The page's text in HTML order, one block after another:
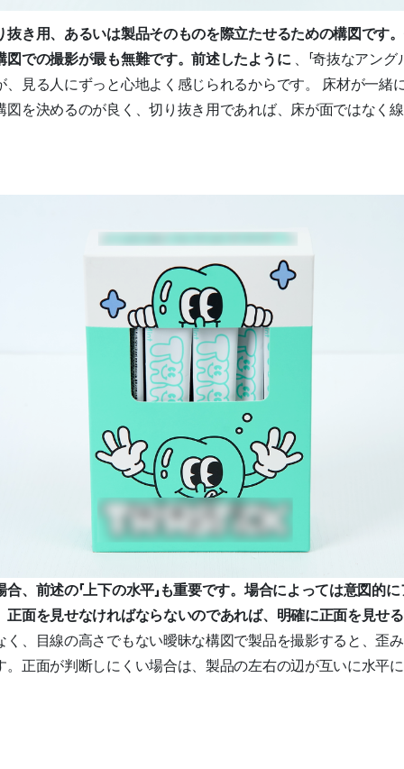
抜き用、あるいは製品そのものを際立たせるための構図です
図での撮影が最も無難です。前述したように
、「奇抜なアン
、見る人にずっと心地よく感じられるからです。 床材が一緒
図を決めるのが良く、切り抜き用であれば、床が面ではなく
、前述の「上下の水平」も重要です。場合によっては意図的
正面を見せなければならないのであれば、明確に正面を見せ
く、目線の高さでもない曖昧な構図で製品を撮影すると、歪
。正面が判断しにくい場合は、製品の左右の辺が互いに水平